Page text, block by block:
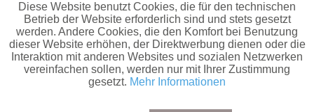
Diese Website benutzt Cookies, die für den technischen
Betrieb der Website erforderlich sind und stets gesetzt
werden. Andere Cookies, die den Komfort bei Benutzung
dieser Website erhöhen, der Direktwerbung dienen oder die
Interaktion mit anderen Websites und sozialen Netzwerken
vereinfachen sollen, werden nur mit Ihrer Zustimmung
gesetzt. Mehr Informationen